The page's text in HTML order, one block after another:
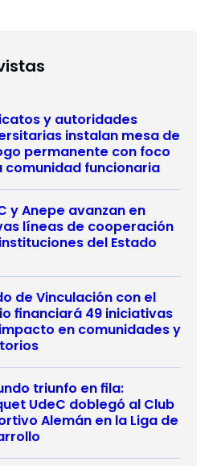
y autoridades
instalan mesa de
permanente con foco
comunidad funcionaria
y Anepe avanzan en
líneas de cooperación
del Estado
de Vinculación con el
financiará 49 iniciativas
en comunidades y
triunfo en fila:
UdeC doblegó al Club
Alemán en la Liga de